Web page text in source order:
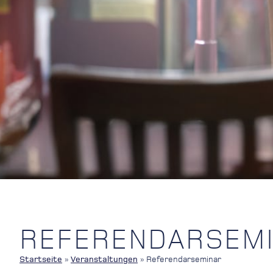
Startseite » Veranstaltungen » Referendarseminar